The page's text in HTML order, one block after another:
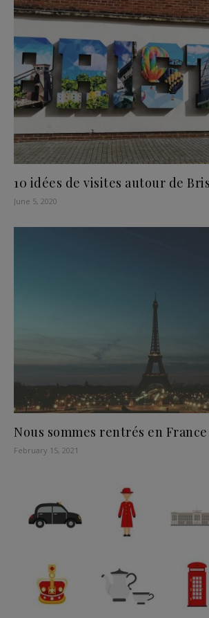
10 idées de visites autour de
June 5, 2020
Nous sommes rentrés en France
February 15, 2021